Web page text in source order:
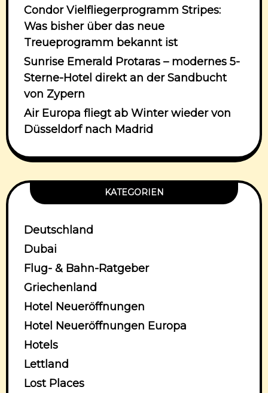
Condor Vielfliegerprogramm Stripes:
Was bisher über das neue
Treueprogramm bekannt ist
Sunrise Emerald Protaras – modernes 5-
Sterne-Hotel direkt an der Sandbucht
von Zypern
Air Europa fliegt ab Winter wieder von
Düsseldorf nach Madrid
KATEGORIEN
Deutschland
Dubai
Flug- & Bahn-Ratgeber
Griechenland
Hotel Neueröffnungen
Hotel Neueröffnungen Europa
Hotels
Lettland
Lost Places